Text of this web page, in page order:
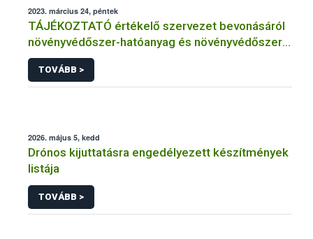
2023. március 24, péntek
TÁJÉKOZTATÓ értékelő szervezet bevonásáról
növényvédőszer-hatóanyag és növényvédőszer
engedélyezésére, továbbá a meglévő engedély
meghosszabbítására vagy módosítására irányuló
eljárásba
TOVÁBB >
2026. május 5, kedd
Drónos kijuttatásra engedélyezett készítmények
listája
TOVÁBB >